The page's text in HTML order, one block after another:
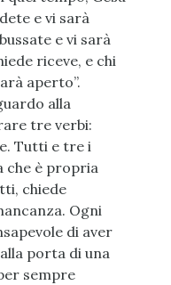
e vi sarà
e vi sarà
riceve, e chi
aperto”.
alla
tre verbi:
Tutti e tre i
che è propria
chiede
Ogni
di aver
porta di una
sempre